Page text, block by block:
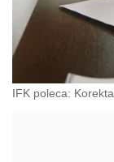
IFK poleca: